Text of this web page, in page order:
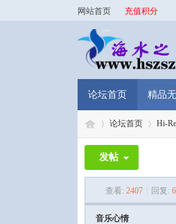
网站首页 充值积分
论坛首页 精品
论坛首页 Hi-
发帖
查看: 2407 回复: 6
音乐心情